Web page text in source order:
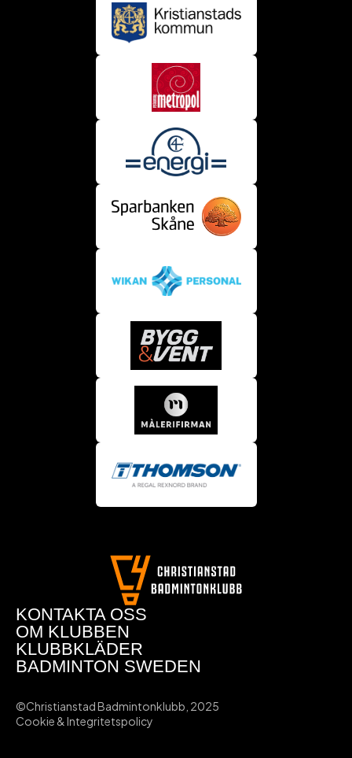
KONTAKTA OSS
OM KLUBBEN
KLUBBKLÄDER
BADMINTON SWEDEN
©Christianstad Badmintonklubb, 2025
Cookie & Integritetspolicy